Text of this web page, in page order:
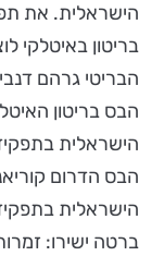
הישראלית. את
בריטון באיטלקי
הבריטי גרהם דנבי.
הבס בריטון
הישראלית
הבס הדרום
הישראלית
ברטה ישירו: